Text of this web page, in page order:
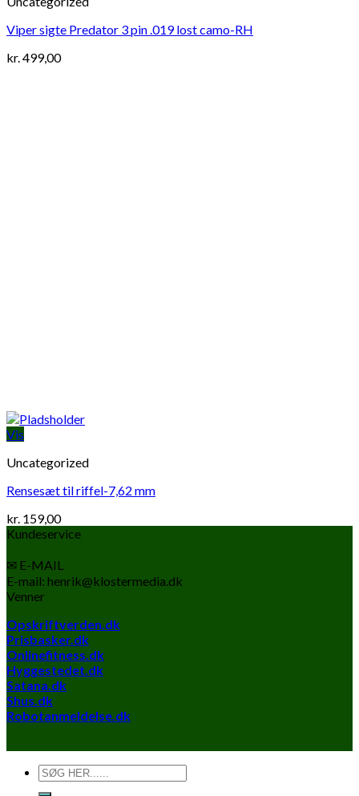
Viper sigte Predator 3 pin .019 lost camo-RH
kr.499,00
Vis
Uncategorized
Rensesæt til riffel-7,62 mm
kr. 159,00
Kundeservice
✉ E-MAIL
E-mail: henrik@klostermedia.dk
Venner
Opskriftverden.dk
Prisbasker.dk
Onlinefitness.dk
Hyggestedet.dk
Satana.dk
Shus.dk
Robotanmeldelse.dk
Søg
efter: